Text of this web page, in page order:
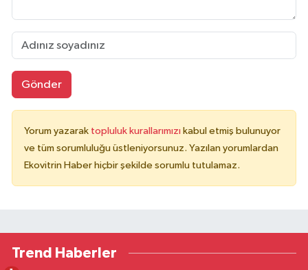
Gönder
Yorum yazarak topluluk kurallarımızı kabul etmiş bulunuyor
ve tüm sorumluluğu üstleniyorsunuz. Yazılan yorumlardan
Ekovitrin Haber hiçbir şekilde sorumlu tutulamaz.
Trend Haberler